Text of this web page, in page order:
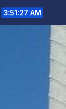
3:51:29 AM